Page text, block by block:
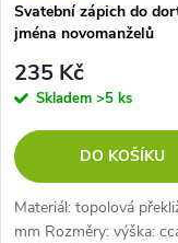
Svatební zápich do
jména novomanželů
235 Kč
Skladem >5 ks
DO KOŠÍKU
Materiál: topolová
mm Rozměry: výška: